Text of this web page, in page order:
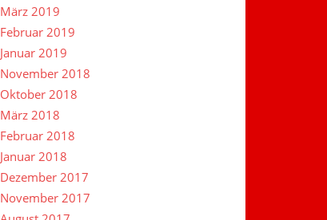
März 2019
Februar 2019
Januar 2019
November 2018
Oktober 2018
März 2018
Februar 2018
Januar 2018
Dezember 2017
November 2017